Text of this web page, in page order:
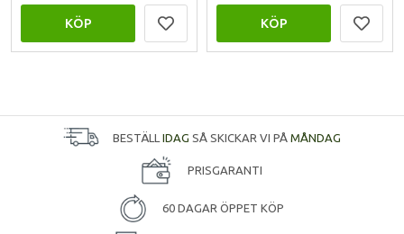
KÖP KÖP
BESTÄLL IDAG SÅ SKICKAR VI PÅ MÅNDAG
PRISGARANTI
60 DAGAR ÖPPET KÖP